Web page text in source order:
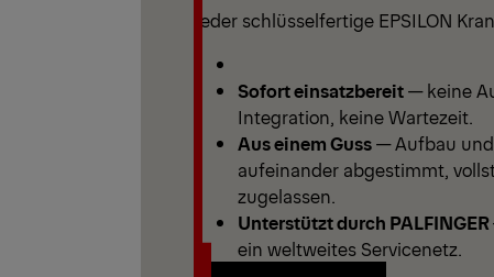
Jeder schlüsselfertige EPSILON
Sofort einsatzbereit— keine
Integration, keine Wartezeit.
Aus einem Guss— Aufbau
aufeinander abgestimmt,
zugelassen.
Unterstützt durch PALFINGER
ein weltweites Servicenetz.